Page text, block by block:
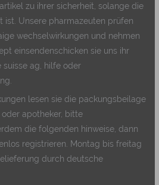
zu ihrer sicherheit, solange die
ist. Unsere pharmazeuten prüfen
wechselwirkungen und nehmen
einsendenschicken sie uns ihr
suisse ag, hilfe oder
lesen sie die packungsbeilage
apotheker, bitte
die folgenden hinweise, dann
registrieren. Montag bis freitag
durch deutsche